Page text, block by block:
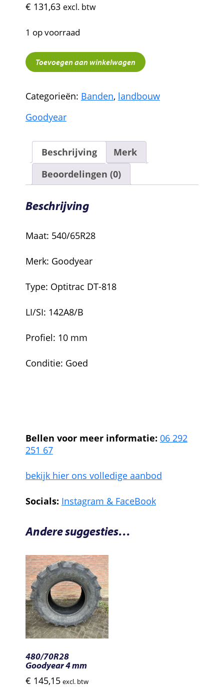
€ 131,63 excl. btw
1 op voorraad
540/65R28
Goodyear
Toevoegen aan winkelwagen
Categorieën: Banden, landbouw
Goodyear
Beschrijving
Merk
Beoordelingen (0)
Beschrijving
Maat: 540/65R28
Merk: Goodyear
Type: Optitrac DT-818
LI/SI: 142A8/B
Profiel: 10 mm
Conditie: Goed
Bellen voor meer informatie: 06 292
251 67
bekijk hier ons volledige aanbod
Socials: Instagram & FaceBook
Andere suggesties…
480/70R28
Goodyear 4 mm
€ 145,15 excl. btw